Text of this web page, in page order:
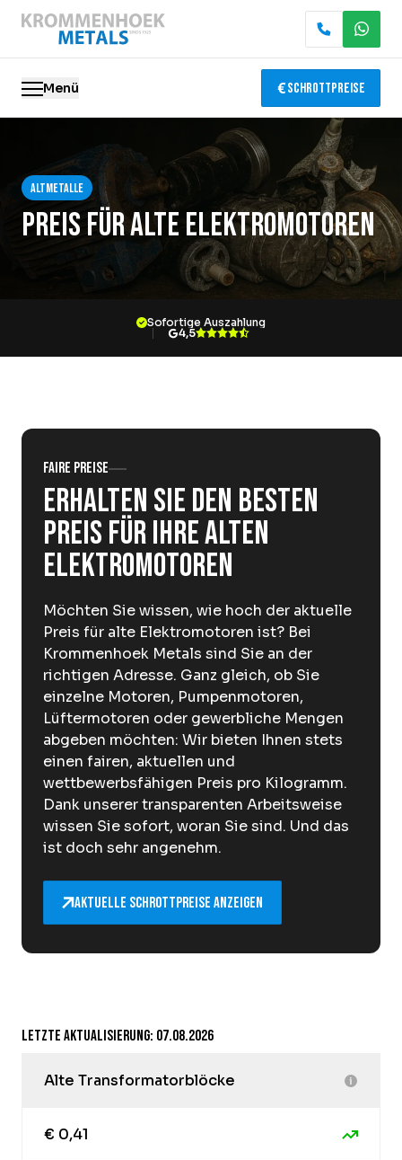
Menü Schrottpreise
Altmetalle
Elektronik-Recycling
Abbruch & Demontage
Arbeiten bei
Sofort abgeben Abholservice
Altmetalle
Preis für alte Elektromotoren
Sofortige Auszahlung
4,5
Faire Preise
Erhalten Sie den besten
Preis für Ihre alten
Elektromotoren
Möchten Sie wissen, wie hoch der aktuelle
Preis für alte Elektromotoren ist? Bei
Krommenhoek Metals sind Sie an der
richtigen Adresse. Ganz gleich, ob Sie
einzelne Motoren, Pumpenmotoren,
Lüftermotoren oder gewerbliche Mengen
abgeben möchten: Wir bieten Ihnen stets
einen fairen, aktuellen und
wettbewerbsfähigen Preis pro Kilogramm.
Dank unserer transparenten Arbeitsweise
wissen Sie sofort, woran Sie sind. Und das
ist doch sehr angenehm.
Aktuelle Schrottpreise anzeigen
Letzte Aktualisierung: 07.08.2026
Alte Transformatorblöcke
€ 0,41